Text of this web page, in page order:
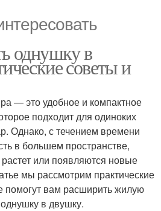
однушку в
советы и
— это удобное и компактное
подходит для одиноких
Однако, с течением времени
в большем пространстве,
или появляются новые
мы рассмотрим практические
помогут вам расширить жилую
в двушку.